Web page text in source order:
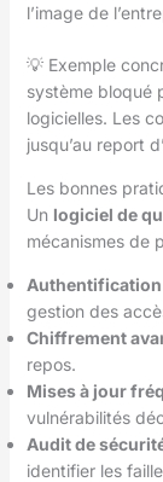
l’image de
💡 Exemple
système bloqué
logicielles. Les
jusqu’au report
Les bonnes
Un logiciel de
mécanismes de
gestion des
Chiffrement
repos.
Mises à jour
vulnérabilités
Audit de
identifier les